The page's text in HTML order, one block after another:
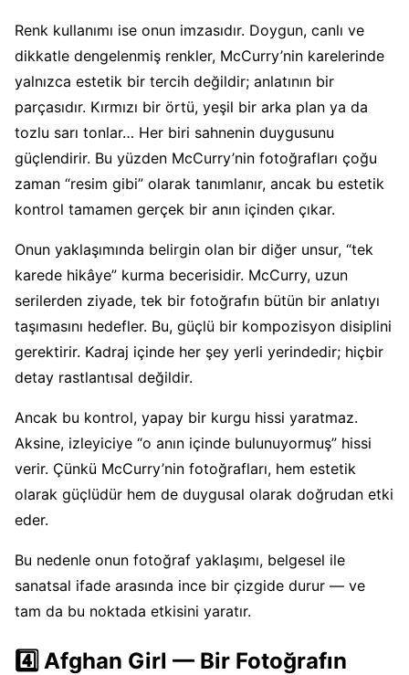
Renk kullanımı ise onun imzasıdır. Doygun, canlı ve
dikkatle dengelenmiş renkler, McCurry’nin karelerinde
yalnızca estetik bir tercih değildir; anlatının bir
parçasıdır. Kırmızı bir örtü, yeşil bir arka plan ya da
tozlu sarı tonlar… Her biri sahnenin duygusunu
güçlendirir. Bu yüzden McCurry’nin fotoğrafları çoğu
zaman “resim gibi” olarak tanımlanır, ancak bu estetik
kontrol tamamen gerçek bir anın içinden çıkar.
Onun yaklaşımında belirgin olan bir diğer unsur, “tek
karede hikâye” kurma becerisidir. McCurry, uzun
serilerden ziyade, tek bir fotoğrafın bütün bir anlatıyı
taşımasını hedefler. Bu, güçlü bir kompozisyon disiplini
gerektirir. Kadraj içinde her şey yerli yerindedir; hiçbir
detay rastlantısal değildir.
Ancak bu kontrol, yapay bir kurgu hissi yaratmaz.
Aksine, izleyiciye “o anın içinde bulunuyormuş” hissi
verir. Çünkü McCurry’nin fotoğrafları, hem estetik
olarak güçlüdür hem de duygusal olarak doğrudan etki
eder.
Bu nedenle onun fotoğraf yaklaşımı, belgesel ile
sanatsal ifade arasında ince bir çizgide durur — ve
tam da bu noktada etkisini yaratır.
4️⃣ Afghan Girl — Bir Fotoğrafın